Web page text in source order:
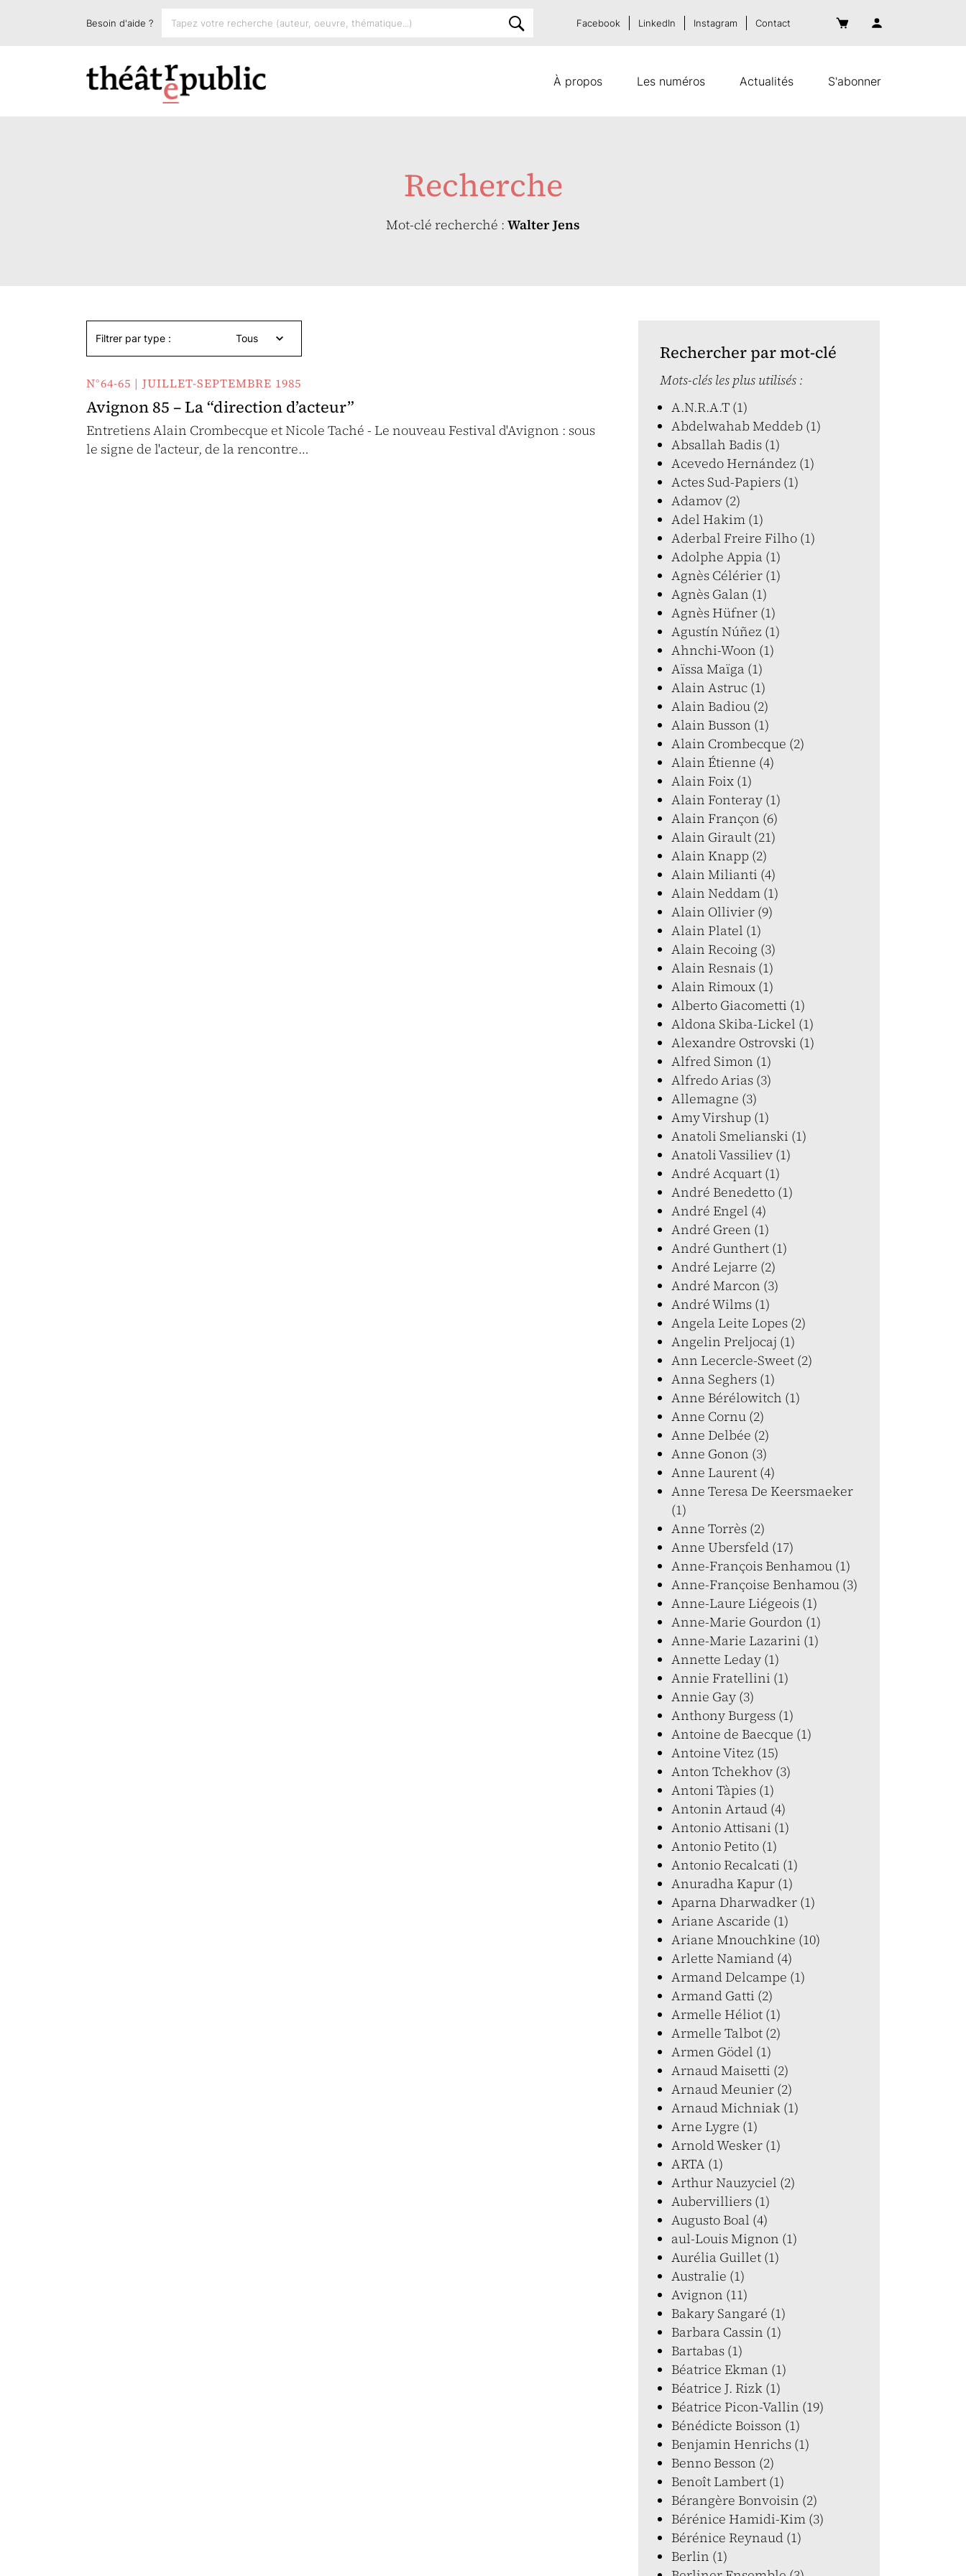
À propos Les numéros Actualités S'abonner
Besoin d'aide ? Facebook LinkedIn Instagram Contact
Recherche
Mot-clé recherché : Walter Jens
Filtrer par type : Tous
N°64-65 | JUILLET-SEPTEMBRE 1985
Avignon 85 – La “direction d’acteur”
Entretiens Alain Crombecque et Nicole Taché - Le nouveau Festival d'Avignon : sous
le signe de l'acteur, de la rencontre…
Rechercher par mot-clé
Mots-clés les plus utilisés :
A.N.R.A.T (1)
Abdelwahab Meddeb (1)
Absallah Badis (1)
Acevedo Hernández (1)
Actes Sud-Papiers (1)
Adamov (2)
Adel Hakim (1)
Aderbal Freire Filho (1)
Adolphe Appia (1)
Agnès Célérier (1)
Agnès Galan (1)
Agnès Hüfner (1)
Agustín Núñez (1)
Ahnchi-Woon (1)
Aïssa Maïga (1)
Alain Astruc (1)
Alain Badiou (2)
Alain Busson (1)
Alain Crombecque (2)
Alain Étienne (4)
Alain Foix (1)
Alain Fonteray (1)
Alain Françon (6)
Alain Girault (21)
Alain Knapp (2)
Alain Milianti (4)
Alain Neddam (1)
Alain Ollivier (9)
Alain Platel (1)
Alain Recoing (3)
Alain Resnais (1)
Alain Rimoux (1)
Alberto Giacometti (1)
Aldona Skiba-Lickel (1)
Alexandre Ostrovski (1)
Alfred Simon (1)
Alfredo Arias (3)
Allemagne (3)
Amy Virshup (1)
Anatoli Smelianski (1)
Anatoli Vassiliev (1)
André Acquart (1)
André Benedetto (1)
André Engel (4)
André Green (1)
André Gunthert (1)
André Lejarre (2)
André Marcon (3)
André Wilms (1)
Angela Leite Lopes (2)
Angelin Preljocaj (1)
Ann Lecercle-Sweet (2)
Anna Seghers (1)
Anne Bérélowitch (1)
Anne Cornu (2)
Anne Delbée (2)
Anne Gonon (3)
Anne Laurent (4)
Anne Teresa De Keersmaeker
(1)
Anne Torrès (2)
Anne Ubersfeld (17)
Anne-François Benhamou (1)
Anne-Françoise Benhamou (3)
Anne-Laure Liégeois (1)
Anne-Marie Gourdon (1)
Anne-Marie Lazarini (1)
Annette Leday (1)
Annie Fratellini (1)
Annie Gay (3)
Anthony Burgess (1)
Antoine de Baecque (1)
Antoine Vitez (15)
Anton Tchekhov (3)
Antoni Tàpies (1)
Antonin Artaud (4)
Antonio Attisani (1)
Antonio Petito (1)
Antonio Recalcati (1)
Anuradha Kapur (1)
Aparna Dharwadker (1)
Ariane Ascaride (1)
Ariane Mnouchkine (10)
Arlette Namiand (4)
Armand Delcampe (1)
Armand Gatti (2)
Armelle Héliot (1)
Armelle Talbot (2)
Armen Gödel (1)
Arnaud Maisetti (2)
Arnaud Meunier (2)
Arnaud Michniak (1)
Arne Lygre (1)
Arnold Wesker (1)
ARTA (1)
Arthur Nauzyciel (2)
Aubervilliers (1)
Augusto Boal (4)
aul-Louis Mignon (1)
Aurélia Guillet (1)
Australie (1)
Avignon (11)
Bakary Sangaré (1)
Barbara Cassin (1)
Bartabas (1)
Béatrice Ekman (1)
Béatrice J. Rizk (1)
Béatrice Picon-Vallin (19)
Bénédicte Boisson (1)
Benjamin Henrichs (1)
Benno Besson (2)
Benoît Lambert (1)
Bérangère Bonvoisin (2)
Bérénice Hamidi-Kim (3)
Bérénice Reynaud (1)
Berlin (1)